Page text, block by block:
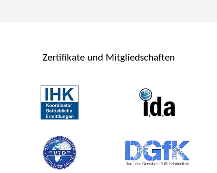
Zertifikate und Mitgliedschaften